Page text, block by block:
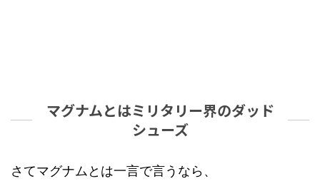
マグナムとはミリタリー界のダッド
シューズ
さてマグナムとは一言で言うなら、